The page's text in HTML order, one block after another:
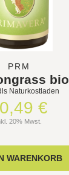
PRM
bio
Naturkostladen
€
20% Mwst.